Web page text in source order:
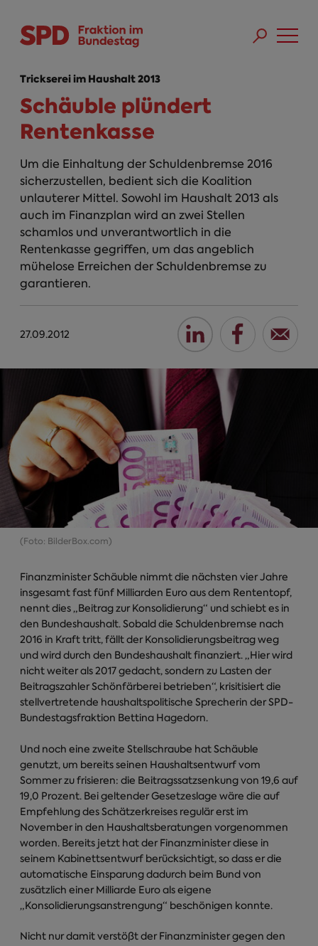
Trickserei im Haushalt 2013
Schäuble plündert
Rentenkasse
Um die Einhaltung der Schuldenbremse 2016
sicherzustellen, bedient sich die Koalition
unlauterer Mittel. Sowohl im Haushalt 2013 als
auch im Finanzplan wird an zwei Stellen
schamlos und unverantwortlich in die
Rentenkasse gegriffen, um das angeblich
mühelose Erreichen der Schuldenbremse zu
garantieren.
27.09.2012
(Foto: BilderBox.com)
Finanzminister Schäuble nimmt die nächsten vier Jahre
insgesamt fast fünf Milliarden Euro aus dem Rententopf,
nennt dies „Beitrag zur Konsolidierung“ und schiebt es in
den Bundeshaushalt. Sobald die Schuldenbremse nach
2016 in Kraft tritt, fällt der Konsolidierungsbeitrag weg
und wird durch den Bundeshaushalt finanziert. „Hier wird
nicht weiter als 2017 gedacht, sondern zu Lasten der
Beitragszahler Schönfärberei betrieben“, krisitisiert die
stellvertretende haushaltspolitische Sprecherin der SPD-
Bundestagsfraktion Bettina Hagedorn.
Und noch eine zweite Stellschraube hat Schäuble
genutzt, um bereits seinen Haushaltsentwurf vom
Sommer zu frisieren: die Beitragssatzsenkung von 19,6 auf
19,0 Prozent. Bei geltender Gesetzeslage wäre die auf
Empfehlung des Schätzerkreises regulär erst im
November in den Haushaltsberatungen vorgenommen
worden. Bereits jetzt hat der Finanzminister diese in
seinem Kabinettsentwurf berücksichtigt, so dass er die
automatische Einsparung dadurch beim Bund von
zusätzlich einer Milliarde Euro als eigene
„Konsolidierungsanstrengung“ beschönigen konnte.
Nicht nur damit verstößt der Finanzminister gegen den